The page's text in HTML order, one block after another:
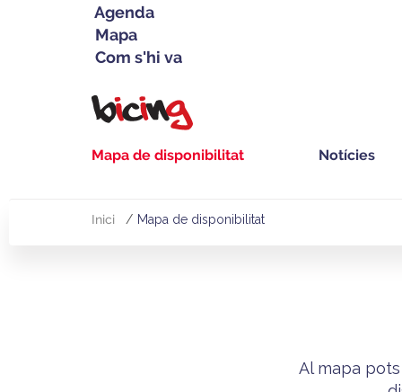
Agenda
Mapa
Com s'hi va
principal
Mapa de disponibilitat Notícies
Inici Mapa de disponibilitat
Al mapa